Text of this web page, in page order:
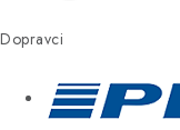
Dopravci